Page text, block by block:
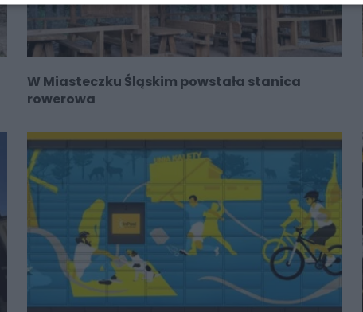
W Miasteczku Śląskim powstała stanica
rowerowa